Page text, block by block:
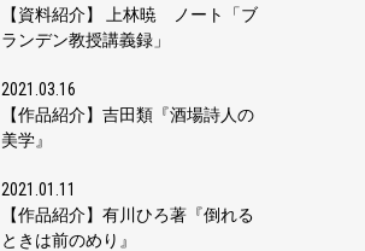
【資料紹介】 上林暁 ノート「ブ
ランデン教授講義録」
2021.03.16
【作品紹介】吉田類『酒場詩人の
美学』
2021.01.11
【作品紹介】有川ひろ著『倒れる
ときは前のめり』